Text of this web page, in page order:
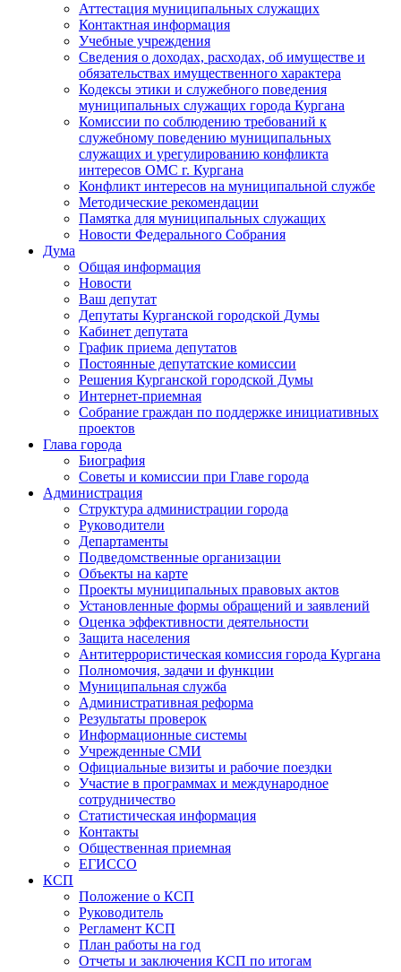
Аттестация муниципальных служащих
Контактная информация
Учебные учреждения
Сведения о доходах, расходах, об имуществе и
обязательствах имущественного характера
Кодексы этики и служебного поведения
муниципальных служащих города Кургана
Комиссии по соблюдению требований к
служебному поведению муниципальных
служащих и урегулированию конфликта
интересов ОМС г. Кургана
Конфликт интересов на муниципальной службе
Методические рекомендации
Памятка для муниципальных служащих
Новости Федерального Cобрания
Дума
Общая информация
Новости
Ваш депутат
Депутаты Курганской городской Думы
Кабинет депутата
График приема депутатов
Постоянные депутатские комиссии
Решения Курганской городской Думы
Интернет-приемная
Собрание граждан по поддержке инициативных
проектов
Глава города
Биография
Советы и комиссии при Главе города
Администрация
Структура администрации города
Руководители
Департаменты
Подведомственные организации
Объекты на карте
Проекты муниципальных правовых актов
Установленные формы обращений и заявлений
Оценка эффективности деятельности
Защита населения
Антитеррористическая комиссия города Кургана
Полномочия, задачи и функции
Муниципальная служба
Административная реформа
Результаты проверок
Информационные системы
Учрежденные СМИ
Официальные визиты и рабочие поездки
Участие в программах и международное
сотрудничество
Статистическая информация
Контакты
Общественная приемная
ЕГИССО
КСП
Положение о КСП
Руководитель
Регламент КСП
План работы на год
Отчеты и заключения КСП по итогам